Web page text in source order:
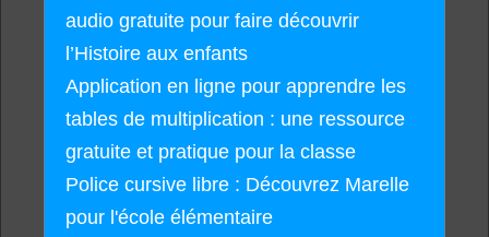
audio gratuite pour faire découvrir
l’Histoire aux enfants
Application en ligne pour apprendre les
tables de multiplication : une ressource
gratuite et pratique pour la classe
Police cursive libre : Découvrez Marelle
pour l'école élémentaire